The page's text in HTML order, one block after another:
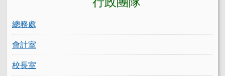
總務處
會計室
校長室